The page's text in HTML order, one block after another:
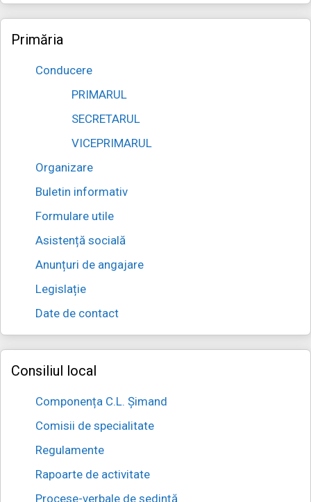
Primăria
Conducere
PRIMARUL
SECRETARUL
VICEPRIMARUL
Organizare
Buletin informativ
Formulare utile
Asistență socială
Anunțuri de angajare
Legislație
Date de contact
Consiliul local
Componența C.L. Șimand
Comisii de specialitate
Regulamente
Rapoarte de activitate
Procese-verbale de ședință